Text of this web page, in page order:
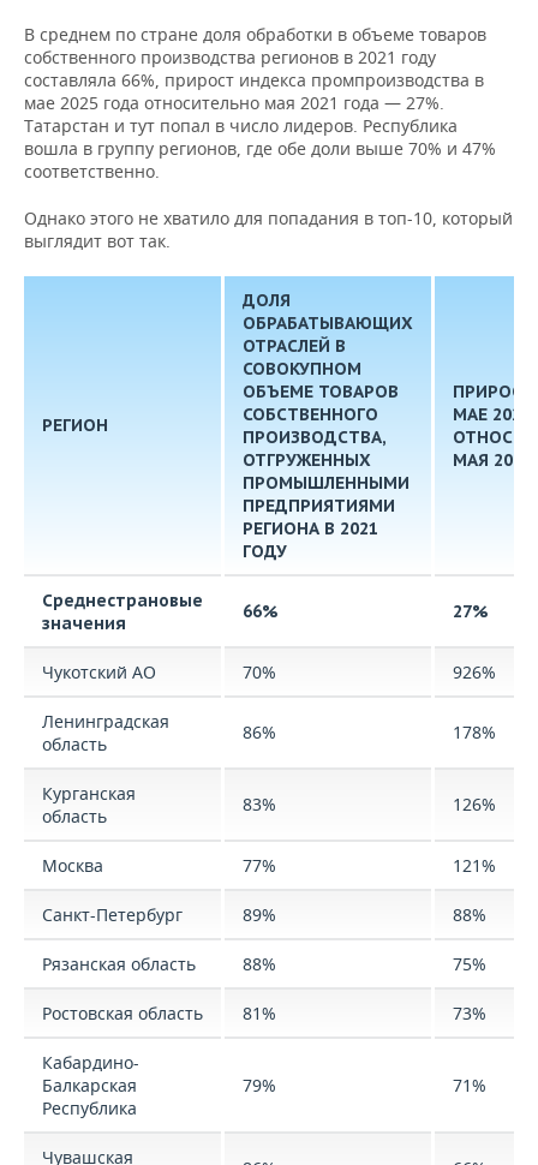
В среднем по стране доля обработки в объеме товаров
собственного производства регионов в 2021 году
составляла 66%, прирост индекса промпроизводства в
мае 2025 года относительно мая 2021 года — 27%.
Татарстан и тут попал в число лидеров. Республика
вошла в группу регионов, где обе доли выше 70% и 47%
соответственно.
Однако этого не хватило для попадания в топ-10, который
выглядит вот так.
РЕГИОН
ДОЛЯ
ОБРАБАТЫВАЮЩИХ
ОТРАСЛЕЙ В
СОВОКУПНОМ
ОБЪЕМЕ ТОВАРОВ
СОБСТВЕННОГО
ПРОИЗВОДСТВА,
ОТГРУЖЕННЫХ
ПРОМЫШЛЕННЫМИ
ПРЕДПРИЯТИЯМИ
РЕГИОНА В 2021
ГОДУ
МАЕ 2025
МАЯ
Среднестрановые
значения
66% 27%
Чукотский АО 70% 926%
Ленинградская
область
86% 178%
Курганская
область
83% 126%
Москва 77% 121%
Санкт-Петербург 89% 88%
Рязанская область 88% 75%
Ростовская область 81% 73%
Кабардино-
Балкарская
Республика
79% 71%
Чувашская